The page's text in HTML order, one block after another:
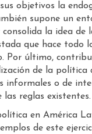
objetivos la
supone un
la idea de
que hace todo
Por último,
de la política
informales o de
reglas existentes.
en América
de este